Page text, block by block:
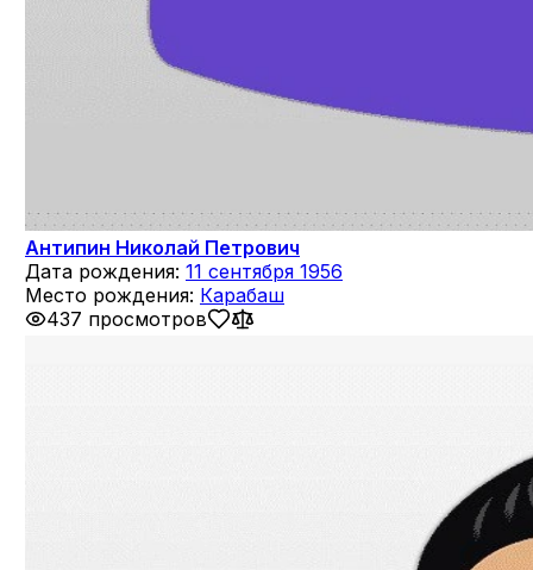
Антипин Николай Петрович
Дата рождения: 11 сентября 1956
Место рождения: Карабаш
437 просмотров